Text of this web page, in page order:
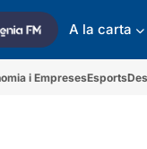
A la carta
i EmpresesEsports